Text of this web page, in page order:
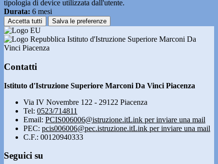
tipologia di device utilizzata dall'utente.
Durata: 6 mesi
Accetta tutti Salva le preferenze
Istituto d'Istruzione Superiore Marconi Da
Vinci Piacenza
Contatti
Istituto d'Istruzione Superiore Marconi Da Vinci Piacenza
Via IV Novembre 122 - 29122 Piacenza
Tel: 0523/714811
Email: PCIS006006@istruzione.itLink per inviare una mail
PEC: pcis006006@pec.istruzione.itLink per inviare una mail
C.F.: 00120940333
Seguici su